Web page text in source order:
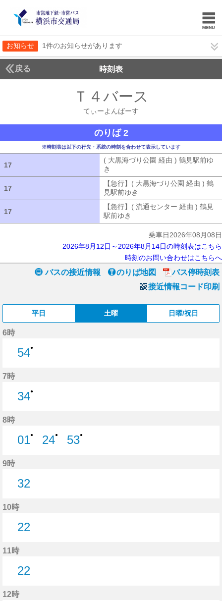
お知らせ 1件のお知らせがあります
戻る 時刻表
Ｔ４バース
てぃーよんばーす
のりば 2
※時刻表は以下の行先・系統の時刻を合わせて表示しています
17
( 大黒海づり公園 経由 ) 鶴見駅前ゆ
き
17
【急行】( 大黒海づり公園 経由 ) 鶴
見駅前ゆき
17
【急行】( 流通センター 経由 ) 鶴見
駅前ゆき
乗車日2026年08月08日
2026年8月12日～2026年8月14日の時刻表はこちら
時刻のお問い合わせはこちらへ
バスの接近情報 のりば地図
バス停時刻表
接近情報コード印刷
平日 土曜 日曜/祝日
6時
54●
7時
34●
8時
01●
24●
53●
9時
32
10時
22
11時
22
12時